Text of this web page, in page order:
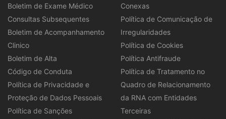
Boletim de Exame Médico
Consultas Subsequentes
Boletim de Acompanhamento
Clinico
Boletim de Alta
Código de Conduta
Política de Privacidade e
Proteção de Dados Pessoais
Política de Sanções
Conexas
Política de Comunicação de
Irregularidades
Política de Cookies
Política Antifraude
Política de Tratamento no
Quadro de Relacionamento
da RNA com Entidades
Terceiras